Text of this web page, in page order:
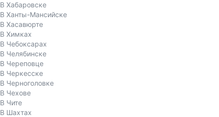
В Хабаровске
В Ханты-Мансийске
В Хасавюрте
В Химках
В Чебоксарах
В Челябинске
В Череповце
В Черкесске
В Черноголовке
В Чехове
В Чите
В Шахтах